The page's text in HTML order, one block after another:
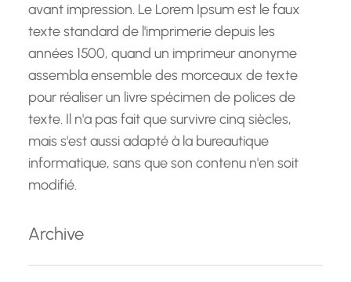
avant impression. Le Lorem Ipsum est le faux
texte standard de l'imprimerie depuis les
années 1500, quand un imprimeur anonyme
assembla ensemble des morceaux de texte
pour réaliser un livre spécimen de polices de
texte. Il n'a pas fait que survivre cinq siècles,
mais s'est aussi adapté à la bureautique
informatique, sans que son contenu n'en soit
modifié.
Archive